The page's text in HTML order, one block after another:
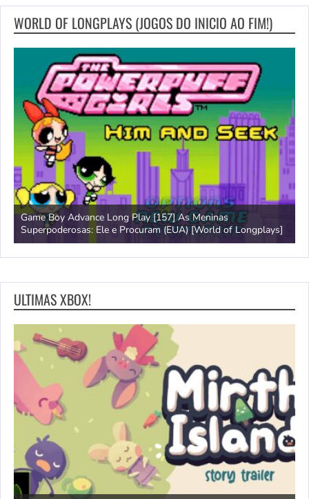
WORLD OF LONGPLAYS (JOGOS DO INICIO AO FIM!)
Game Boy Advance Long Play [157] As Meninas
Superpoderosas: Ele e Procuram (EUA) [World of Longplays]
ULTIMAS XBOX!